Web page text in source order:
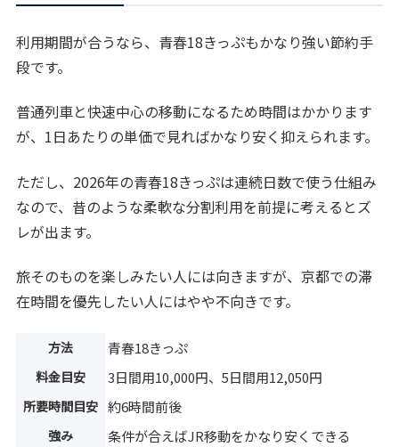
利用期間が合うなら、青春18きっぷもかなり強い節約手
段です。
普通列車と快速中心の移動になるため時間はかかります
が、1日あたりの単価で見ればかなり安く抑えられます。
ただし、2026年の青春18きっぷは連続日数で使う仕組み
なので、昔のような柔軟な分割利用を前提に考えるとズ
レが出ます。
旅そのものを楽しみたい人には向きますが、京都での滞
在時間を優先したい人にはやや不向きです。
方法 青春18きっぷ
料金目安 3日間用10,000円、5日間用12,050円
所要時間目安 約6時間前後
強み 条件が合えばJR移動をかなり安くできる